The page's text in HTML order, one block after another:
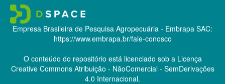
Empresa Brasileira de Pesquisa Agropecuária - Embrapa SAC:
https://www.embrapa.br/fale-conosco
O conteúdo do repositório está licenciado sob a Licença
Creative CommonsAtribuição - NãoComercial - SemDerivações
4.0 Internacional.